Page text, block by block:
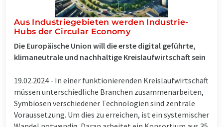
Aus Industriegebieten werden Industrie-
Hubs der Circular Economy
Die Europäische Union will die erste digital geführte,
klimaneutrale und nachhaltige Kreislaufwirtschaft sein
19.02.2024 - In einer funktionierenden Kreislaufwirtschaft
müssen unterschiedliche Branchen zusammenarbeiten,
Symbiosen verschiedener Technologien sind zentrale
Voraussetzung. Um dies zu erreichen, ist ein systemischer